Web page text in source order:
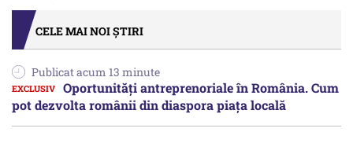
CELE MAI NOI ȘTIRI
Publicat acum 13 minute
Oportunități antreprenoriale în România. Cum
pot dezvolta românii din diaspora piața locală